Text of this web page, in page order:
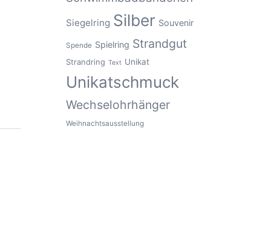
Siegelring Silber Souvenir
Spende Spielring Strandgut
Strandring Text Unikat
Unikatschmuck
Wechselohrhänger
Weihnachtsausstellung